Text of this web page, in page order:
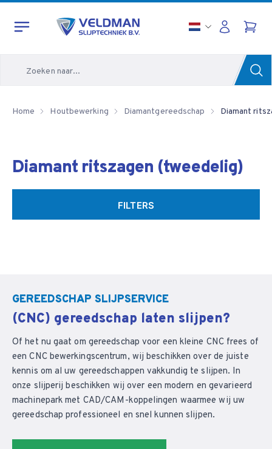
Home Houtbewerking Diamantgereedschap Diamant
Diamant ritszagen (tweedelig)
FILTERS
GEREEDSCHAP SLIJPSERVICE
(CNC) gereedschap laten slijpen?
Of het nu gaat om gereedschap voor een kleine CNC frees of
een CNC bewerkingscentrum, wij beschikken over de juiste
kennis om al uw gereedschappen vakkundig te slijpen. In
onze slijperij beschikken wij over een modern en gevarieerd
machinepark met CAD/CAM-koppelingen waarmee wij uw
gereedschap professioneel en snel kunnen slijpen.